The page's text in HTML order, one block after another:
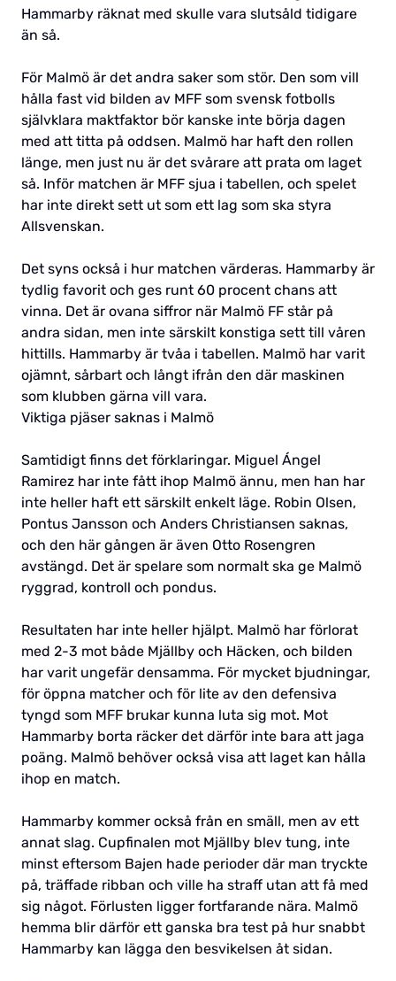
Hammarby räknat med skulle vara slutsåld tidigare
än så.
För Malmö är det andra saker som stör. Den som vill
hålla fast vid bilden av MFF som svensk fotbolls
självklara maktfaktor bör kanske inte börja dagen
med att titta på oddsen. Malmö har haft den rollen
länge, men just nu är det svårare att prata om laget
så. Inför matchen är MFF sjua i tabellen, och spelet
har inte direkt sett ut som ett lag som ska styra
Allsvenskan.
Det syns också i hur matchen värderas. Hammarby är
tydlig favorit och ges runt 60 procent chans att
vinna. Det är ovana siffror när Malmö FF står på
andra sidan, men inte särskilt konstiga sett till våren
hittills. Hammarby är tvåa i tabellen. Malmö har varit
ojämnt, sårbart och långt ifrån den där maskinen
som klubben gärna vill vara.
Viktiga pjäser saknas i Malmö
Samtidigt finns det förklaringar. Miguel Ángel
Ramirez har inte fått ihop Malmö ännu, men han har
inte heller haft ett särskilt enkelt läge. Robin Olsen,
Pontus Jansson och Anders Christiansen saknas,
och den här gången är även Otto Rosengren
avstängd. Det är spelare som normalt ska ge Malmö
ryggrad, kontroll och pondus.
Resultaten har inte heller hjälpt. Malmö har förlorat
med 2-3 mot både Mjällby och Häcken, och bilden
har varit ungefär densamma. För mycket bjudningar,
för öppna matcher och för lite av den defensiva
tyngd som MFF brukar kunna luta sig mot. Mot
Hammarby borta räcker det därför inte bara att jaga
poäng. Malmö behöver också visa att laget kan hålla
ihop en match.
Hammarby kommer också från en smäll, men av ett
annat slag. Cupfinalen mot Mjällby blev tung, inte
minst eftersom Bajen hade perioder där man tryckte
på, träffade ribban och ville ha straff utan att få med
sig något. Förlusten ligger fortfarande nära. Malmö
hemma blir därför ett ganska bra test på hur snabbt
Hammarby kan lägga den besvikelsen åt sidan.